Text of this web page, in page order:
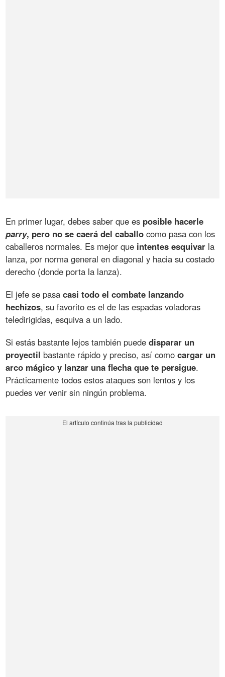
En primer lugar, debes saber que es posible hacerle
parry, pero no se caerá del caballo como pasa con los
caballeros normales. Es mejor que intentes esquivar la
lanza, por norma general en diagonal y hacia su costado
derecho (donde porta la lanza).
El jefe se pasacasi todo el combate lanzando
hechizos, su favorito es el de las espadas voladoras
teledirigidas, esquiva a un lado.
Si estás bastante lejos también puededisparar un
proyectil bastante rápido y preciso, así comocargar un
arco mágico y lanzar una flecha que te persigue.
Prácticamente todos estos ataques son lentos y los
puedes ver venir sin ningún problema.